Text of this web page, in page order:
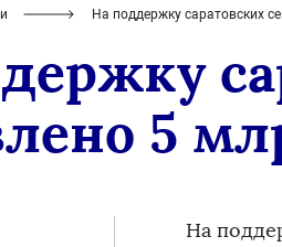
На поддержку саратовских
5
На